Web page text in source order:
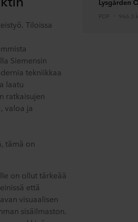
Tiloissa
Siemensin
tekniikkaa
laatu
ratkaisujen
valoa ja
tämä on
on ollut tärkeää
että
visuaalisen
sisäilmaston.
Lysgården
PDF 966.3